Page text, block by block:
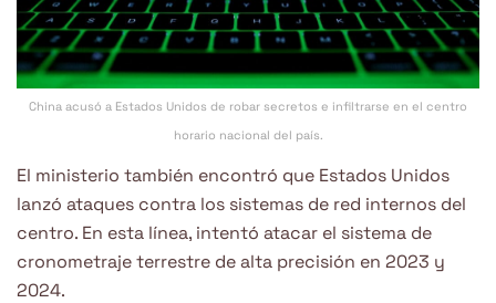
China acusó a Estados Unidos de robar secretos e infiltrarse en el centro
horario nacional del país.
El ministerio también encontró que Estados Unidos
lanzó ataques contra los sistemas de red internos del
centro. En esta línea, intentó atacar el sistema de
cronometraje terrestre de alta precisión en 2023 y
2024.